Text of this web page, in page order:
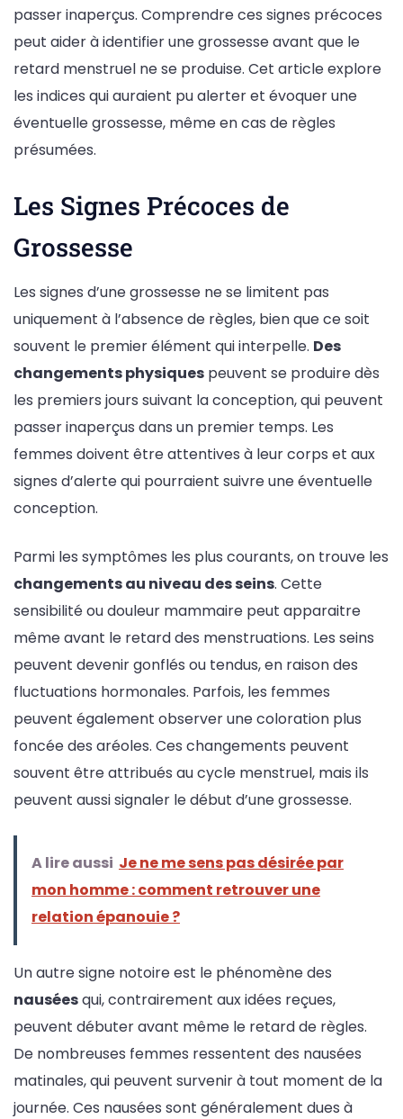
passer inaperçus. Comprendre ces signes précoces
peut aider à identifier une grossesse avant que le
retard menstruel ne se produise. Cet article explore
les indices qui auraient pu alerter et évoquer une
éventuelle grossesse, même en cas de règles
présumées.
Les Signes Précoces de
Grossesse
Les signes d’une grossesse ne se limitent pas
uniquement à l’absence de règles, bien que ce soit
souvent le premier élément qui interpelle. Des
changements physiques peuvent se produire dès
les premiers jours suivant la conception, qui peuvent
passer inaperçus dans un premier temps. Les
femmes doivent être attentives à leur corps et aux
signes d’alerte qui pourraient suivre une éventuelle
conception.
Parmi les symptômes les plus courants, on trouve les
changements au niveau des seins. Cette
sensibilité ou douleur mammaire peut apparaitre
même avant le retard des menstruations. Les seins
peuvent devenir gonflés ou tendus, en raison des
fluctuations hormonales. Parfois, les femmes
peuvent également observer une coloration plus
foncée des aréoles. Ces changements peuvent
souvent être attribués au cycle menstruel, mais ils
peuvent aussi signaler le début d’une grossesse.
A lire aussi Je ne me sens pas désirée par
mon homme : comment retrouver une
relation épanouie ?
Un autre signe notoire est le phénomène des
nauséesqui, contrairement aux idées reçues,
peuvent débuter avant même le retard de règles.
De nombreuses femmes ressentent des nausées
matinales, qui peuvent survenir à tout moment de la
journée. Ces nausées sont généralement dues à